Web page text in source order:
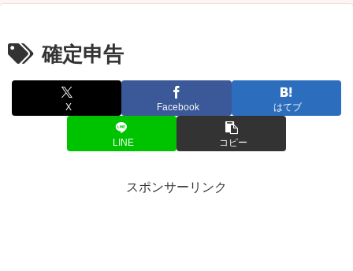
確定申告
X Facebook はてブ
LINE コピー
スポンサーリンク